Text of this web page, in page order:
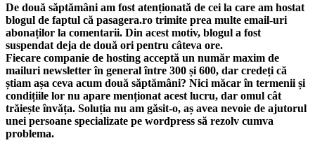
De două săptămâni am fost atenționată de cei la care am hostat
blogul de faptul că pasagera.ro trimite prea multe email-uri
abonaților la comentarii. Din acest motiv, blogul a fost
suspendat deja de două ori pentru câteva ore.
Fiecare companie de hosting acceptă un număr maxim de
mailuri newsletter în general între 300 și 600, dar credeți că
știam așa ceva acum două săptămâni? Nici măcar în termenii și
condițiile lor nu apare menționat acest lucru, dar omul cât
trăiește învăța. Soluția nu am găsit-o, aș avea nevoie de ajutorul
unei persoane specializate pe wordpress să rezolv cumva
problema.